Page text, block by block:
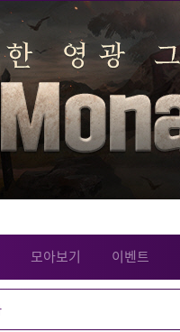
모아보기 이벤트